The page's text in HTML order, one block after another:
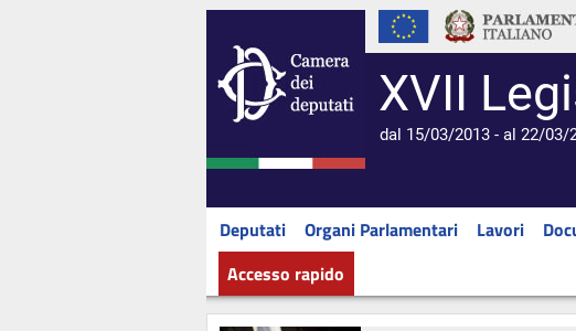
XVII
dal 15/03/2013 - al 22/03/
Deputati Organi Parlamentari Lavori
Accesso rapido